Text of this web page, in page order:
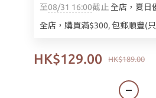
至08/31 16:00截止全店，夏日
全店，購買滿$300, 包郵順豐(
HK$189.00
HK$129.00